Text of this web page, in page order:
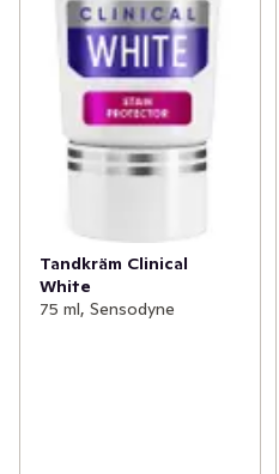
Tandkräm Clinical
White
75 ml, Sensodyne